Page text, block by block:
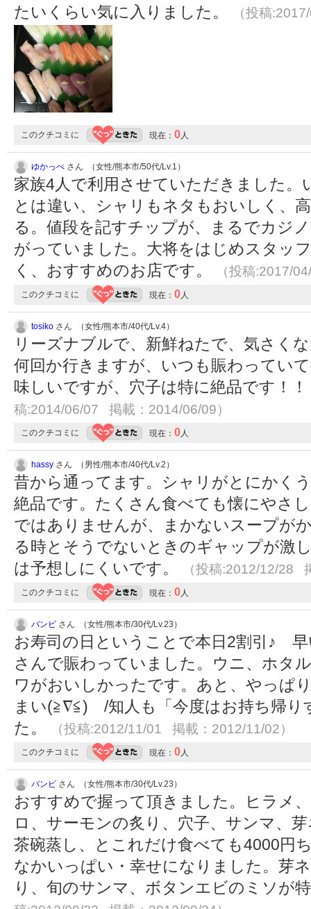
たいくらい気に入りました。
（投稿
このクチコミに 現在： 0 人
ゆかっぺ さん （女性/熊本市/50代/Lv.1）
家族4人で利用させていただきました。
とは違い、シャリもネタもおいしく、
る。値段を記すチップが、まるでカジ
がっていました。大将をはじめスタッ
く、おすすめのお店です。
（投稿:2017/
このクチコミに 現在： 0 人
tosiko さん （女性/熊本市/40代/Lv.4）
リーズナブルで、新鮮ねたで、気さく
何回か行きますが、いつも賑わってい
味しいですが、穴子は特に絶品です！
稿:2014/06/07 掲載：2014/06/09）
このクチコミに 現在： 0 人
hassy さん （男性/熊本市/40代/Lv.2）
昔から通ってます。シャリがとにかく
絶品です。たくさん食べても懐にやさ
ではありませんが、まかないスープが
る時とそうでないときのギャップが激
は予想しにくいです。
（投稿:2012/12/28
このクチコミに 現在： 0 人
バンビ さん （女性/熊本市/30代/Lv.23）
お寿司の日ということで本日2割引♪
さんで賑わっていました。ウニ、ホタ
ワがおいしかったです。あと、やっぱ
まい(≧∇≦) /知人も「今度はお持ち帰り
た。
（投稿:2012/11/01 掲載：2012/11/02）
このクチコミに 現在： 0 人
バンビ さん （女性/熊本市/30代/Lv.23）
おすすめで握って頂きました。ヒラメ
ロ、サーモンの炙り、穴子、サンマ、
茶碗蒸し、とこれだけ食べても4000円
なかいっぱい・幸せになりました。芽
り、旬のサンマ、ボタンエビのミソが